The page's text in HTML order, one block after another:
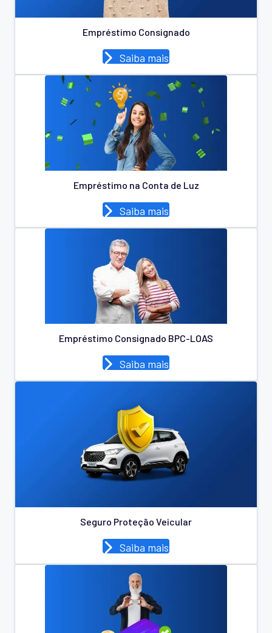
Empréstimo Consignado
Saiba mais
Empréstimo na Conta de Luz
Saiba mais
Empréstimo Consignado BPC-LOAS
Saiba mais
Seguro Proteção Veicular
Saiba mais